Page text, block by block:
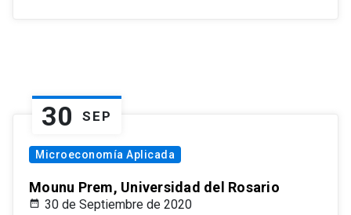
30 SEP
Microeconomía Aplicada
Mounu Prem, Universidad del Rosario
30 de Septiembre de 2020